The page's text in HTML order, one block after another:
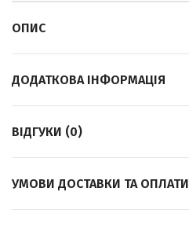
ОПИС
ДОДАТКОВА ІНФОРМАЦІЯ
ВІДГУКИ (0)
УМОВИ ДОСТАВКИ ТА ОПЛАТИ